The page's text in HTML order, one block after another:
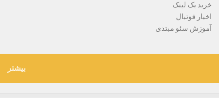
خرید بک لینک
اخبار فوتبال
آموزش سئو مبتدی
بیشتر